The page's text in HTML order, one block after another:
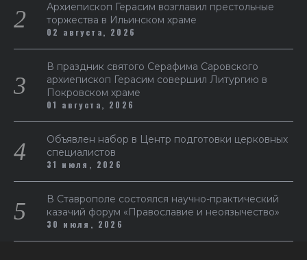
Архиепископ Герасим возглавил престольные
торжества в Ильинском храме
02 августа, 2026
В праздник святого Серафима Саровского
архиепископ Герасим совершил Литургию в
Покровском храме
01 августа, 2026
Объявлен набор в Центр подготовки церковных
специалистов
31 июля, 2026
В Ставрополе состоялся научно-практический
казачий форум «Православие и неоязычество»
30 июля, 2026